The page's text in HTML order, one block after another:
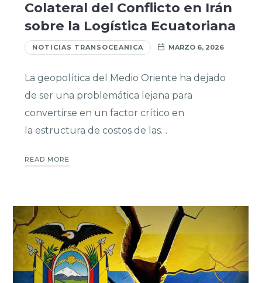
Colateral del Conflicto en Irán
sobre la Logística Ecuatoriana
NOTICIAS TRANSOCEANICA MARZO 6, 2026
La geopolítica del Medio Oriente ha dejado
de ser una problemática lejana para
convertirse en un factor crítico en
la estructura de costos de las…
READ MORE